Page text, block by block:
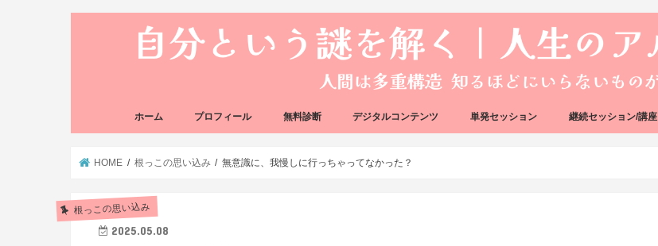
ホーム プロフィール 無料診断 デジタルコンテンツ 単発セッション 継続セッション/講座
HOME 根っこの思い込み 無意識に、我慢しに行っちゃってなかった？
根っこの思い込み
2025.05.08